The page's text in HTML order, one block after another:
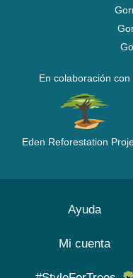
En colaboración con
Eden Reforestation
Ayuda
Mi cuenta